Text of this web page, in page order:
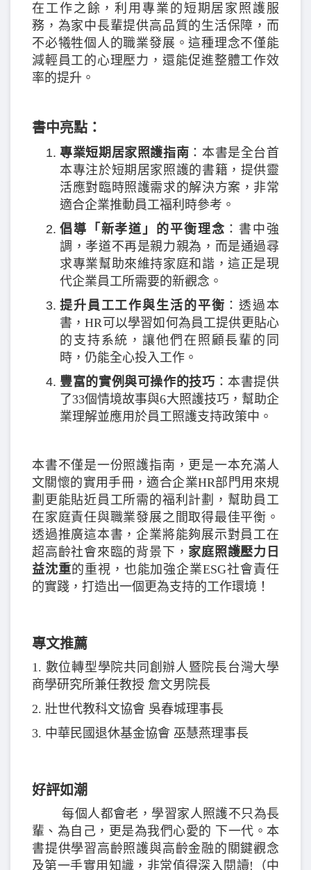
在工作之餘，利用專業的短期居家照護服
務，為家中長輩提供高品質的生活保障，而
不必犧牲個人的職業發展。這種理念不僅能
減輕員工的心理壓力，還能促進整體工作效
率的提升。
書中亮點：
專業短期居家照護指南 ：本書是全台首
本專注於短期居家照護的書籍，提供靈
活應對臨時照護需求的解決方案，非常
適合企業推動員工福利時參考。
倡導「新孝道」的平衡理念 ：書中強
調，孝道不再是親力親為，而是通過尋
求專業幫助來維持家庭和諧，這正是現
代企業員工所需要的新觀念。
提升員工工作與生活的平衡 ：透過本
書，HR可以學習如何為員工提供更貼心
的支持系統，讓他們在照顧長輩的同
時，仍能全心投入工作。
豐富的實例與可操作的技巧 ：本書提供
了33個情境故事與6大照護技巧，幫助企
業理解並應用於員工照護支持政策中。
本書不僅是一份照護指南，更是一本充滿人
文關懷的實用手冊，適合企業HR部門用來規
劃更能貼近員工所需的福利計劃，幫助員工
在家庭責任與職業發展之間取得最佳平衡。
透過推廣這本書，企業將能夠展示對員工在
超高齡社會來臨的背景下， 家庭照護壓力日
益沈重的重視，也能加強企業ESG社會責任
的實踐，打造出一個更為支持的工作環境！
專文推薦
1. 數位轉型學院共同創辦人暨院長台灣大學
商學研究所兼任教授 詹文男院長
2. 壯世代教科文協會 吳春城理事長
3. 中華民國退休基金協會 巫慧燕理事長
好評如潮
每個人都會老，學習家人照護不只為長
輩、為自己，更是為我們心愛的 下一代。本
書提供學習高齡照護與高齡金融的關鍵觀念
及第一手實用知識，非常值得深入閱讀!（中